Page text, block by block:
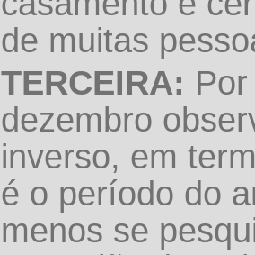
de muitas
TERCEIRA:
dezembro
inverso, em
é o período do
menos se